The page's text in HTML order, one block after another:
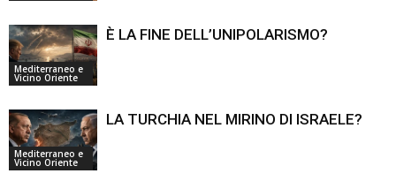
Mediterraneo e
Vicino Oriente
È LA FINE DELL’UNIPOLARISMO?
Mediterraneo e
Vicino Oriente
LA TURCHIA NEL MIRINO DI ISRAELE?